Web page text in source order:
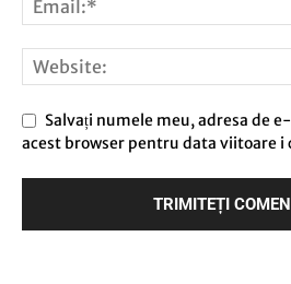
Salvați numele meu, adresa de
acest browser pentru data viitoare i